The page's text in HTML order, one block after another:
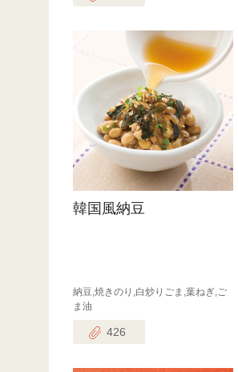
韓国風納豆
納豆,焼きのり,白炒りごま,葉ねぎ,ご
ま油
426